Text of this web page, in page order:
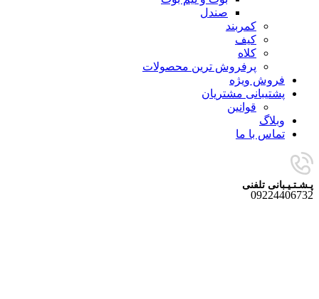
صندل
کمربند
کیف
کلاه
پرفروش ترین محصولات
فروش ویژه
پشتیبانی مشتریان
قوانین
وبلاگ
تماس با ما
پـشـتـیـبانی تلفنی
09224406732